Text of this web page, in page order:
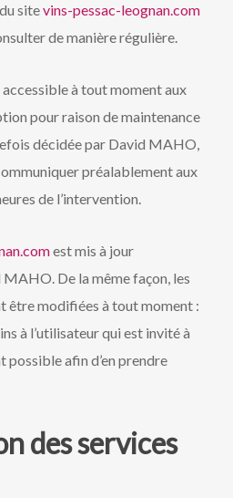
sitevins-pessac-leognan.com
de manière régulière.
à tout moment aux
pour raison de maintenance
décidée par David MAHO,
préalablement aux
de l’intervention.
est mis à jour
De la même façon, les
être modifiées à tout moment :
à l’utilisateur qui est invité à
possible afin d’en prendre
des services